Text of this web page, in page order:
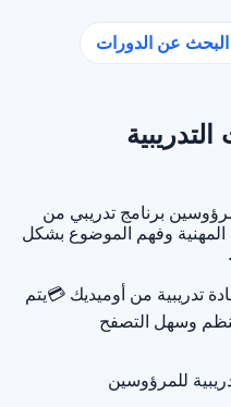
البحث عن الدورات
برنامج تدريبي من
المهنية وفهم الموضوع بشكل
تدريبية من أوميديك 💳يتم
وسهل التصفح